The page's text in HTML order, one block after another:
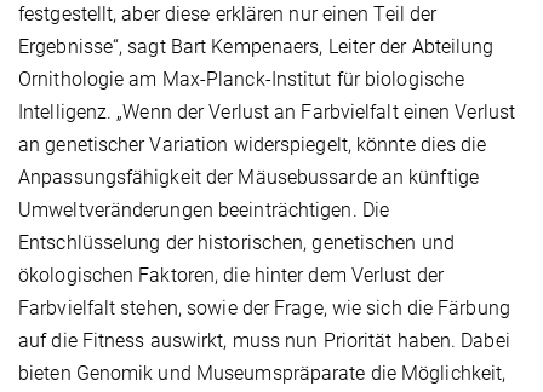
festgestellt, aber diese erklären nur einen Teil der
Ergebnisse“, sagt Bart Kempenaers, Leiter der Abteilung
Ornithologie am Max-Planck-Institut für biologische
Intelligenz. „Wenn der Verlust an Farbvielfalt einen Verlust
an genetischer Variation widerspiegelt, könnte dies die
Anpassungsfähigkeit der Mäusebussarde an künftige
Umweltveränderungen beeinträchtigen. Die
Entschlüsselung der historischen, genetischen und
ökologischen Faktoren, die hinter dem Verlust der
Farbvielfalt stehen, sowie der Frage, wie sich die Färbung
auf die Fitness auswirkt, muss nun Priorität haben. Dabei
bieten Genomik und Museumspräparate die Möglichkeit,